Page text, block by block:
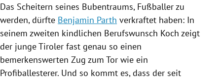
Untermenü
Das Scheitern seines Bubentraums, Fußballer zu
werden, dürfte Benjamin Parth verkraftet haben: In
seinem zweiten kindlichen Berufswunsch Koch zeigt
der junge Tiroler fast genau so einen
bemerkenswerten Zug zum Tor wie ein
Profiballesterer. Und so kommt es, dass der seit